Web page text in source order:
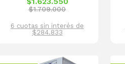
$1.709.000
6 cuotas sin interés de
$284.833